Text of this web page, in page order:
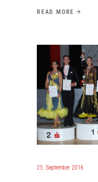
READ MORE
25. September 2016